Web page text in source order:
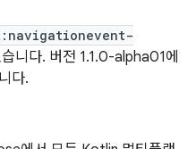
니다. 버전 1.1.0-alpha01에
다.